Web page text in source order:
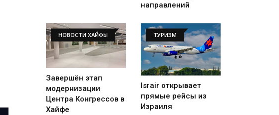
направлений
НОВОСТИ ХАЙФЫ
Завершён этап
модернизации
Центра Конгрессов в
Хайфе
ТУРИЗМ
Israir открывает
прямые рейсы из
Израиля